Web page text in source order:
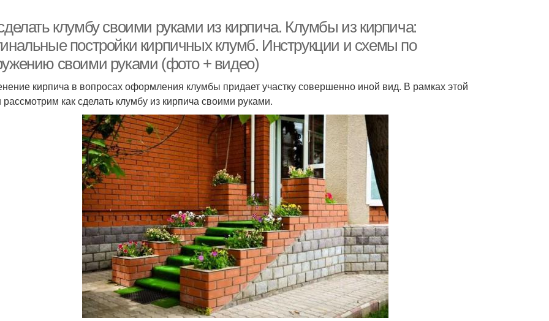
клумбу своими руками из кирпича. Клумбы из кирпича:
постройки кирпичных клумб. Инструкции и схемы по
своими руками (фото + видео)
кирпича в вопросах оформления клумбы придает участку совершенно иной вид. В рамках этой
рассмотрим как сделать клумбу из кирпича своими руками.